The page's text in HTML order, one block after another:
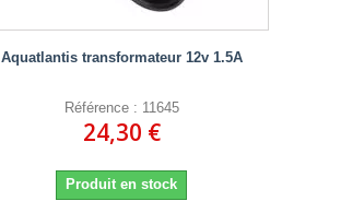
Aquatlantis transformateur 12v 1.5A
Référence : 11645
24,30 €
Produit en stock